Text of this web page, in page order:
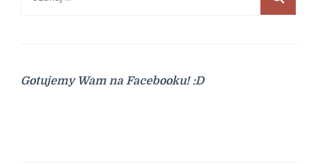
Gotujemy Wam na Facebooku! :D